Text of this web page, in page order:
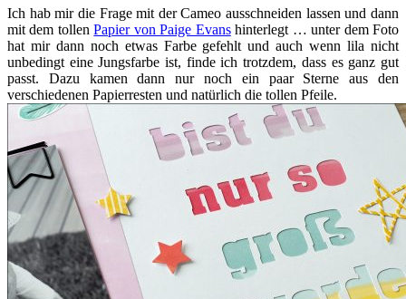
Ich hab mir die Frage mit der Cameo ausschneiden lassen und dann
mit dem tollenPapier von Paige Evanshinterlegt … unter dem Foto
hat mir dann noch etwas Farbe gefehlt und auch wenn lila nicht
unbedingt eine Jungsfarbe ist, finde ich trotzdem, dass es ganz gut
passt. Dazu kamen dann nur noch ein paar Sterne aus den
verschiedenen Papierresten und natürlich die tollen Pfeile.